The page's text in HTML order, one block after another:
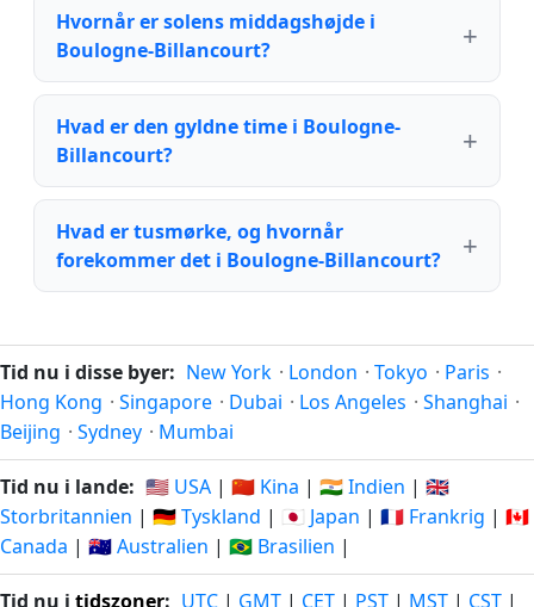
Hvornår er solens middagshøjde i
Boulogne-Billancourt?
Hvad er den gyldne time i Boulogne-
Billancourt?
Hvad er tusmørke, og hvornår
forekommer det i Boulogne-Billancourt?
Tid nu i disse byer: New York · London · Tokyo · Paris ·
Hong Kong · Singapore · Dubai · Los Angeles · Shanghai ·
Beijing · Sydney · Mumbai
Tid nu i lande: 🇺🇸 USA | 🇨🇳 Kina | 🇮🇳 Indien | 🇬🇧
Storbritannien | 🇩🇪 Tyskland | 🇯🇵 Japan | 🇫🇷 Frankrig | 🇨🇦
Canada | 🇦🇺 Australien | 🇧🇷 Brasilien |
Tid nu i tidszoner: UTC | GMT | CET | PST | MST | CST |